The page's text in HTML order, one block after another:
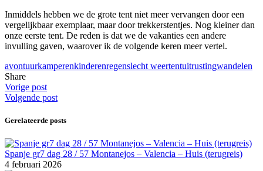
Inmiddels hebben we de grote tent niet meer vervangen door een
vergelijkbaar exemplaar, maar door trekkerstentjes. Nog kleiner dan
onze eerste tent. De reden is dat we de vakanties een andere
invulling gaven, waarover ik de volgende keren meer vertel.
avontuurkamperenkinderenregenslecht weertentuitrustingwandelen
Share
Vorige post
Volgende post
Gerelateerde posts
Spanje gr7 dag 28 / 57 Montanejos – Valencia – Huis (terugreis)
4 februari 2026